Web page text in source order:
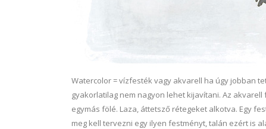
Watercolor = vízfesték vagy akvarell ha úgy jobban
gyakorlatilag nem nagyon lehet kijavítani. Az
egymás fölé. Laza, áttetsző rétegeket alkotva. Egy
meg kell tervezni egy ilyen festményt, talán ezért is